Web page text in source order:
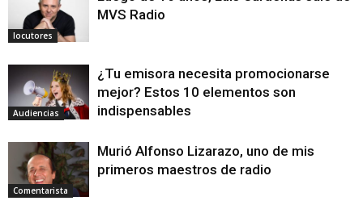
locutores
MVS Radio
Audiencias
¿Tu emisora necesita promocionarse
mejor? Estos 10 elementos son
indispensables
Comentarista
Murió Alfonso Lizarazo, uno de mis
primeros maestros de radio